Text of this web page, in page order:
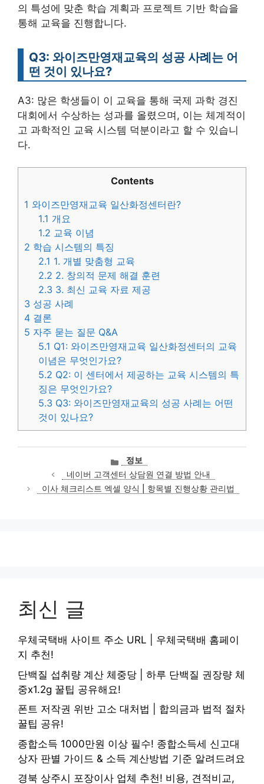
의 특성에 맞춘 학습 계획과 프로젝트 기반 학습을
통해 교육을 진행합니다.
Q3: 와이즈만영재교육의 성공 사례는 어
떤 것이 있나요?
A3: 많은 학생들이 이 교육을 통해 국제 과학 경진
대회에서 수상하는 성과를 올렸으며, 이는 체계적이
고 과학적인 교육 시스템 덕분이라고 할 수 있습니
다.
Contents
1 와이즈만영재교육 일산화정센터란?
1.1 개요
1.2 교육 이념
2 학습 시스템의 특징
2.1 1. 개별 맞춤형 교육
2.2 2. 창의적 문제 해결 훈련
2.3 3. 최신 교육 자료 제공
3 성공 사례
4 결론
5 자주 묻는 질문 Q&A
5.1 Q1: 와이즈만영재교육 일산화정센터의 교육
이념은 무엇인가요?
5.2 Q2: 이 센터에서 제공하는 교육 시스템의 특
징은 무엇인가요?
5.3 Q3: 와이즈만영재교육의 성공 사례는 어떤
것이 있나요?
카
테
고
리
정보
네이버 고객센터 상담원 연결 방법 안내
이사 체크리스트 엑셀 양식 | 항목별 진행상황 관리법
최신 글
우체국택배 사이트 주소 URL | 우체국택배 홈페이
지 추천!
단백질 섭취량 계산 체중당 | 하루 단백질 권장량 체
중x1.2g 꿀팁 공유해요!
폰트 저작권 위반 고소 대처법 | 합의금과 법적 절차
꿀팁 공유!
종합소득 1000만원 이상 필수! 종합소득세 신고대
상자 판별 가이드 & 소득 계산방법 기준 알려드려요
경북 상주시 포장이사 업체 추천! 비용, 견적비교,